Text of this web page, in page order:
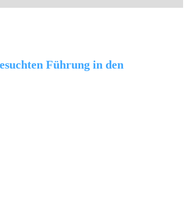
Führung in den